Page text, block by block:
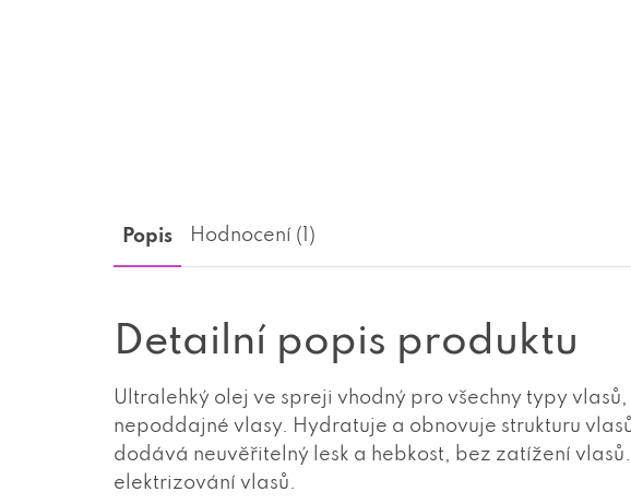
Popis Hodnocení (1)
Detailní popis produktu
Ultralehký olej ve spreji vhodný pro všechny typy
nepoddajné vlasy. Hydratuje a obnovuje strukturu
dodává neuvěřitelný lesk a hebkost, bez zatížení
elektrizování vlasů.